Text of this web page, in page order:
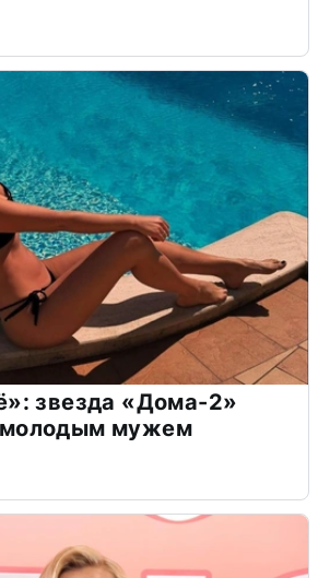
звезда «Дома-2»
молодым мужем